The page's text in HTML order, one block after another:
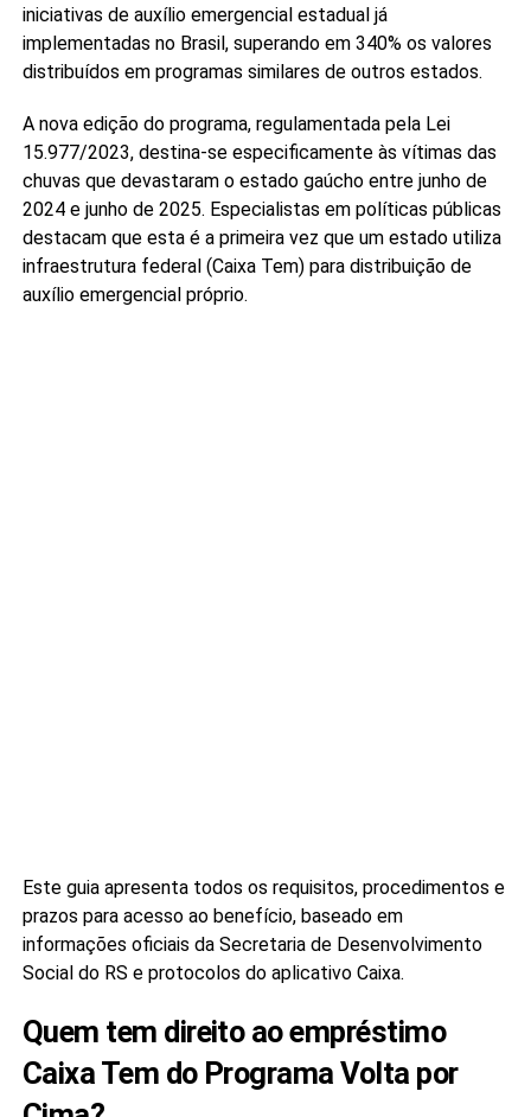
iniciativas de auxílio emergencial estadual já
implementadas no Brasil, superando em 340% os valores
distribuídos em programas similares de outros estados.
A nova edição do programa, regulamentada pela Lei
15.977/2023, destina-se especificamente às vítimas das
chuvas que devastaram o estado gaúcho entre junho de
2024 e junho de 2025. Especialistas em políticas públicas
destacam que esta é a primeira vez que um estado utiliza
infraestrutura federal (Caixa Tem) para distribuição de
auxílio emergencial próprio.
Este guia apresenta todos os requisitos, procedimentos e
prazos para acesso ao benefício, baseado em
informações oficiais da Secretaria de Desenvolvimento
Social do RS e protocolos do aplicativo Caixa.
Quem tem direito ao empréstimo
Caixa Tem do Programa Volta por